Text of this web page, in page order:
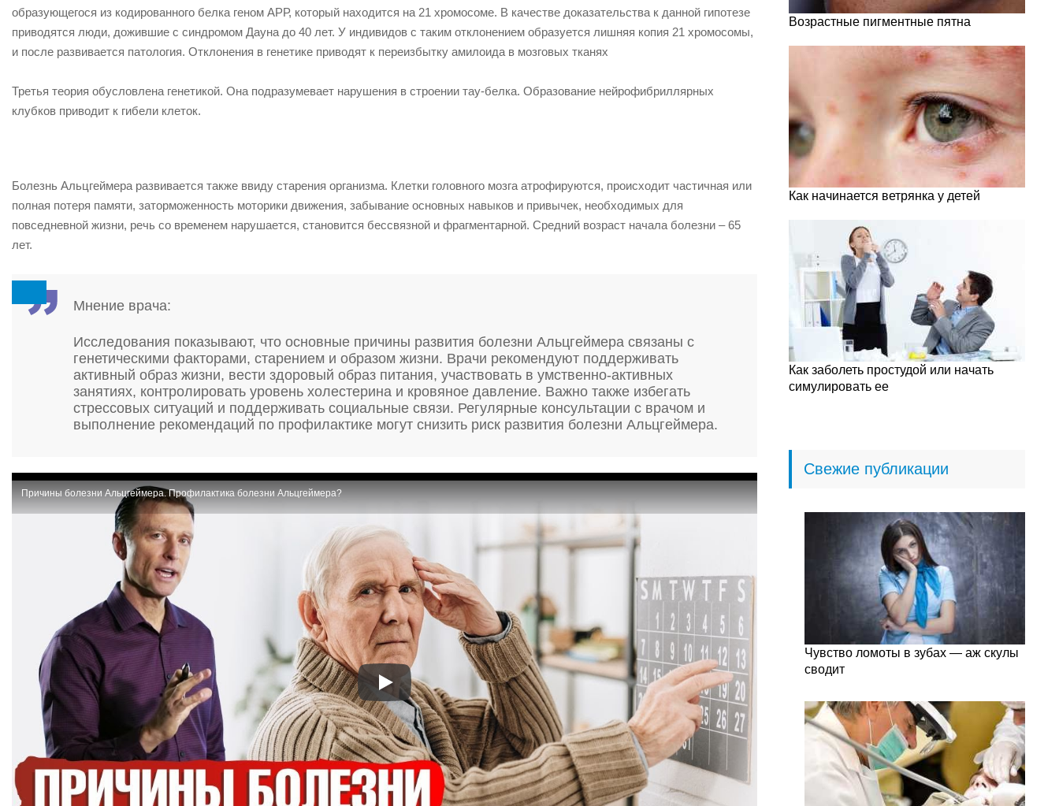
образующегося из кодированного белка геном АРР, который находится на 21 хромосоме. В качестве доказательства к данной гипотезе
приводятся люди, дожившие с синдромом Дауна до 40 лет. У индивидов с таким отклонением образуется лишняя копия 21 хромосомы,
и после развивается патология. Отклонения в генетике приводят к переизбытку амилоида в мозговых тканях
Третья теория обусловлена генетикой. Она подразумевает нарушения в строении тау-белка. Образование нейрофибриллярных
клубков приводит к гибели клеток.
Болезнь Альцгеймера развивается также ввиду старения организма. Клетки головного мозга атрофируются, происходит частичная или
полная потеря памяти, заторможенность моторики движения, забывание основных навыков и привычек, необходимых для
повседневной жизни, речь со временем нарушается, становится бессвязной и фрагментарной. Средний возраст начала болезни – 65
лет.
Мнение врача:
Исследования показывают, что основные причины развития болезни Альцгеймера связаны с
генетическими факторами, старением и образом жизни. Врачи рекомендуют поддерживать
активный образ жизни, вести здоровый образ питания, участвовать в умственно-активных
занятиях, контролировать уровень холестерина и кровяное давление. Важно также избегать
стрессовых ситуаций и поддерживать социальные связи. Регулярные консультации с врачом и
выполнение рекомендаций по профилактике могут снизить риск развития болезни Альцгеймера.
Причины болезни Альцгеймера. Профилактика болезни Альцгеймера?
Возрастные пигментные пятна
Как начинается ветрянка у детей
Как заболеть простудой или начать
симулировать ее
Свежие публикации
Чувство ломоты в зубах — аж скулы
сводит